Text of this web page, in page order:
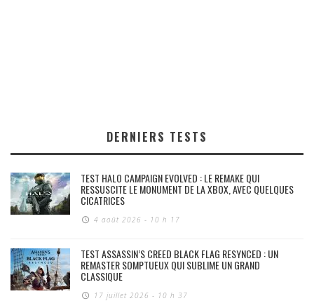
DERNIERS TESTS
TEST HALO CAMPAIGN EVOLVED : LE REMAKE QUI
RESSUSCITE LE MONUMENT DE LA XBOX, AVEC QUELQUES
CICATRICES
4 août 2026 - 10 h 17
TEST ASSASSIN’S CREED BLACK FLAG RESYNCED : UN
REMASTER SOMPTUEUX QUI SUBLIME UN GRAND
CLASSIQUE
17 juillet 2026 - 10 h 37